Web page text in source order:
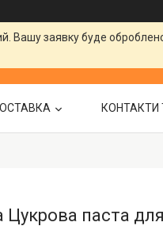
Вашу заявку буде
КОНТАКТИ
паста для